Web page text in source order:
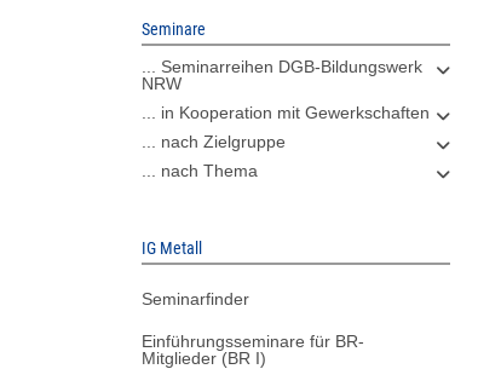
Seminare
... Seminarreihen DGB-Bildungswerk
NRW
... in Kooperation mit Gewerkschaften
... nach Zielgruppe
... nach Thema
IG Metall
Seminarfinder
Einführungsseminare für BR-
Mitglieder (BR I)